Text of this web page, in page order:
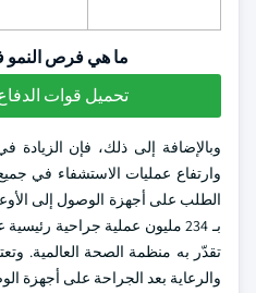
ما هي فرص النمو
تحميل قوات
وبالإضافة إلى ذلك، فإن الزيادة
وارتفاع عمليات الاستشفاء في
الطلب على أجهزة الوصول إلى
بـ 234 مليون عملية جراحية
تقدّر به منظمة الصحة العالمية.
والرعاية بعد الجراحة على أجهزة